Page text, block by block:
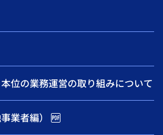
位の業務運営の取り組みについて
業者編）